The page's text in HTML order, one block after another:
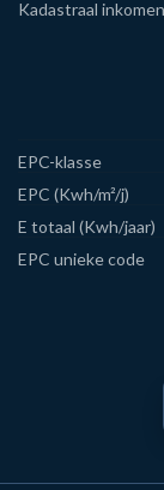
Kadastraal
EPC-klasse
EPC (Kwh/m²/j)
E totaal (Kwh/jaar)
EPC unieke code